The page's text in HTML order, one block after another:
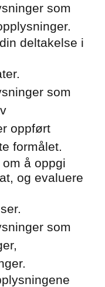
som
deltakelse i
som
oppført
formålet.
å oppgi
og evaluere
som